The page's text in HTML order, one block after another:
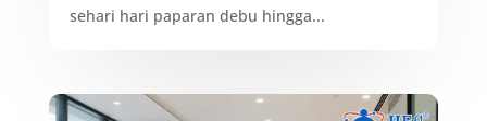
sehari hari paparan debu hingga...